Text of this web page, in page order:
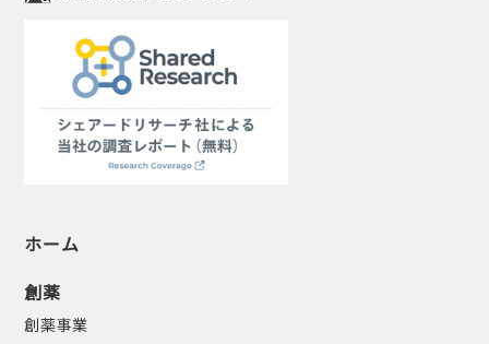
ホーム
創薬
創薬事業